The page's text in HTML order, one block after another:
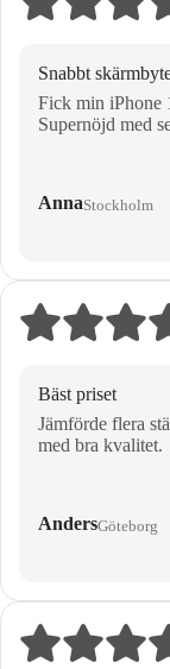
Snabbt
Fick min iPhone
Supernöjd med
AnnaStockholm
Bäst priset
Jämförde flera
med bra kvalitet.
AndersGöteborg